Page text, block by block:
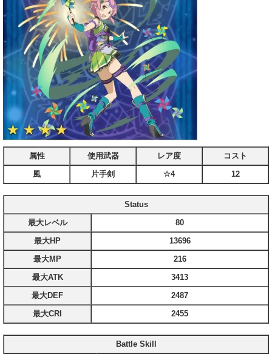
属性 使用武器 レア度
コスト
風
片手剣 ☆4 12
Status
最大レベル
80
最大HP
13696
最大MP
216
最大ATK
3413
最大DEF
2487
最大CRI
2455
Battle Skill